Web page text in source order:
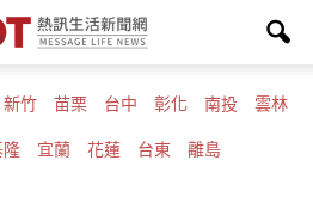
新竹 苗栗 台中 彰化 南投 雲林
隆 宜蘭 花蓮 台東 離島